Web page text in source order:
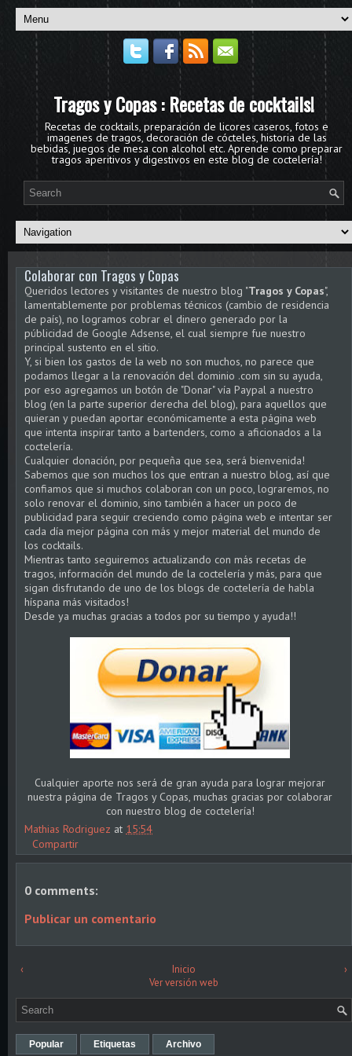
Tragos y Copas : Recetas de cocktails!
Recetas de cocktails, preparación de licores caseros, fotos e
imagenes de tragos, decoración de cócteles, historia de las
bebidas, juegos de mesa con alcohol etc. Aprende como preparar
tragos aperitivos y digestivos en este blog de coctelería!
Colaborar con Tragos y Copas
Queridos lectores y visitantes de nuestro blog "Tragos y Copas",
lamentablemente por problemas técnicos (cambio de residencia
de país), no logramos cobrar el dinero generado por la
públicidad de Google Adsense, el cual siempre fue nuestro
principal sustento en el sitio.
Y, si bien los gastos de la web no son muchos, no parece que
podamos llegar a la renovación del dominio .com sin su ayuda,
por eso agregamos un botón de "Donar" vía Paypal a nuestro
blog (en la parte superior derecha del blog), para aquellos que
quieran y puedan aportar económicamente a esta página web
que intenta inspirar tanto a bartenders, como a aficionados a la
coctelería.
Cualquier donación, por pequeña que sea, será bienvenida!
Sabemos que son muchos los que entran a nuestro blog, así que
confiamos que si muchos colaboran con un poco, lograremos, no
solo renovar el dominio, sino también a hacer un poco de
publicidad para seguir creciendo como página web e intentar ser
cada día mejor página con más y mejor material del mundo de
los cocktails.
Mientras tanto seguiremos actualizando con más recetas de
tragos, información del mundo de la coctelería y más, para que
sigan disfrutando de uno de los blogs de coctelería de habla
híspana más visitados!
Desde ya muchas gracias a todos por su tiempo y ayuda!!
Cualquier aporte nos será de gran ayuda para lograr mejorar
nuestra página de Tragos y Copas, muchas gracias por colaborar
con nuestro blog de coctelería!
Mathias Rodriguez at 15:54
Compartir
0 comments:
Publicar un comentario
‹ ›
Inicio
Ver versión web
Popular Etiquetas Archivo